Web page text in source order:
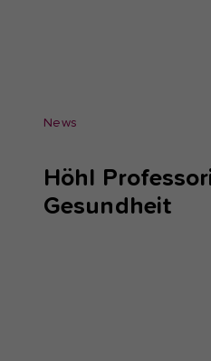
News
Höhl
Gesundheit